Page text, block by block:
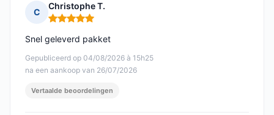
C
Christophe T.
Opmerking: 5 van 5
Gepubliceerd op 04/08/2026 à 15h25
na een aankoop van 26/07/2026
Snel geleverd pakket
Vertaalde beoordelingen